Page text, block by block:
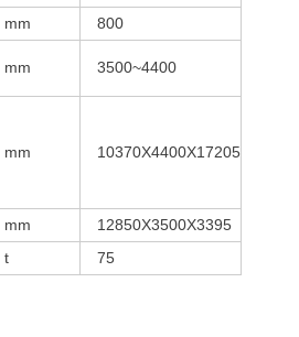
mm
800
mm 3500~4400
mm
10370X4400X17205
mm
12850X3500X3395
t 75